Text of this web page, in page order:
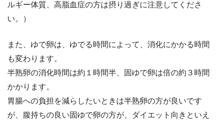
ルギー体質、高脂血症の方は摂り過ぎに注意してくださ
い。）
また、ゆで卵は、ゆでる時間によって、消化にかかる時間
も変わります。
半熟卵の消化時間は約１時間半、固ゆで卵は倍の約３時間
かかります。
胃腸への負担を減らしたいときは半熟卵の方が良いです
が、腹持ちの良い固ゆで卵の方が、ダイエット向きといえ